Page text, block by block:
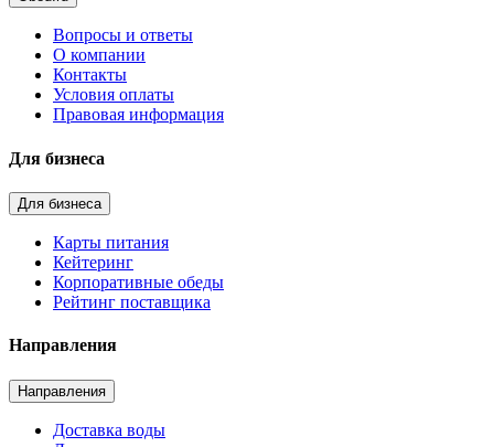
Вопросы и ответы
О компании
Контакты
Условия оплаты
Правовая информация
Для бизнеса
Для бизнеса
Карты питания
Кейтеринг
Корпоративные обеды
Рейтинг поставщика
Направления
Направления
Доставка воды